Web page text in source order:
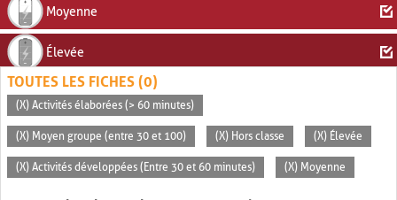
Moyenne
Élevée
TOUTES LES FICHES (0)
(X) Activités élaborées (> 60 minutes)
(X) Moyen groupe (entre 30 et 100) (X) Hors classe (X) Élevée
(X) Activités développées (Entre 30 et 60 minutes) (X) Moyenne